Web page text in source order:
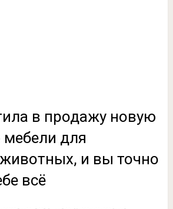
в продажу новую
для
и вы точно
всё